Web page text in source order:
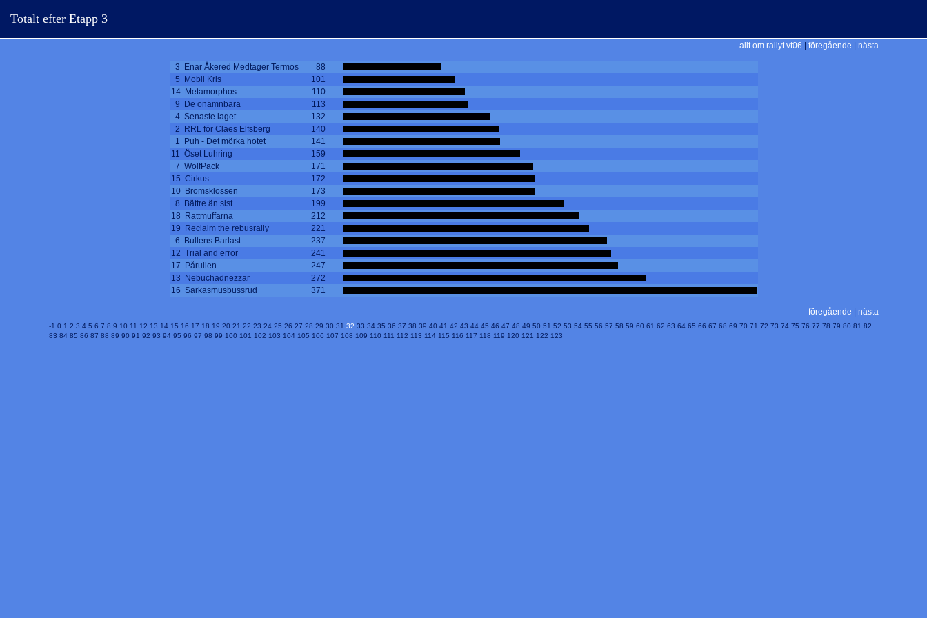
Totalt efter Etapp 3
allt om rallyt vt06 föregående nästa
3 Enar Åkered Medtager Termos
88
5 Mobil Kris
101
14 Metamorphos
110
9 De onämnbara
113
4 Senaste laget
132
2 RRL för Claes Elfsberg
140
1 Puh - Det mörka hotet
141
11 Öset Luhring
159
7 WolfPack
171
15 Cirkus
172
10 Bromsklossen
173
8 Bättre än sist
199
18 Rattmuffarna
212
19 Reclaim the rebusrally
221
6 Bullens Barlast
237
12 Trial and error
241
17 Pårullen
247
13 Nebuchadnezzar
272
16 Sarkasmusbussrud
371
föregående nästa
-1 0 1 2 3 4 5 6 7 8 9 10 11 12 13 14 15 16 17 18 19 20 21 22 23 24 25 26 27 28 29 30 31 32 33 34 35 36 37 38 39 40 41 42 43 44 45 46 47 48 49 50 51 52 53 54 55 56 57 58 59 60 61 62 63 64 65 66 67 68 69 70 71 72 73 74 75 76 77 78 79 80 81 82
83 84 85 86 87 88 89 90 91 92 93 94 95 96 97 98 99 100 101 102 103 104 105 106 107 108 109 110 111 112 113 114 115 116 117 118 119 120 121 122 123